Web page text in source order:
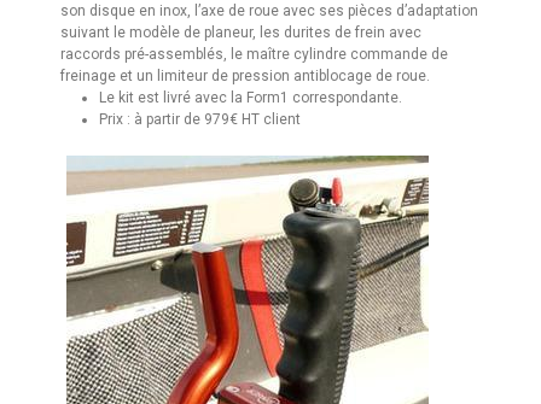
son disque en inox, l’axe de roue avec ses pièces d’adaptation
suivant le modèle de planeur, les durites de frein avec
raccords pré-assemblés, le maître cylindre commande de
freinage et un limiteur de pression antiblocage de roue.
Le kit est livré avec la Form1 correspondante.
Prix : à partir de 979€ HT client